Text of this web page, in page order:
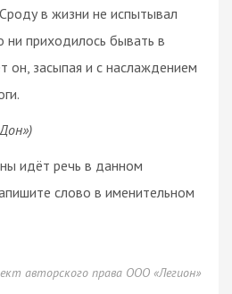
в жизни не испытывал
ни приходилось бывать в
он, засыпая и с наслаждением
идёт речь в данном
слово в именительном
авторского права ООО «Легион»